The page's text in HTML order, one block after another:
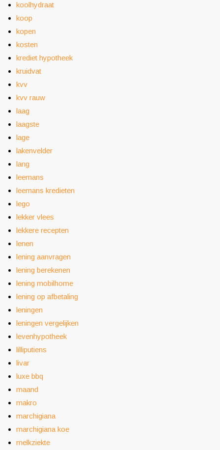
koolhydraat
koop
kopen
kosten
krediet hypotheek
kruidvat
kvv
kvv rauw
laag
laagste
lage
lakenvelder
lang
leemans
leemans kredieten
lego
lekker vlees
lekkere recepten
lenen
lening aanvragen
lening berekenen
lening mobilhome
lening op afbetaling
leningen
leningen vergelijken
levenhypotheek
lilliputiens
livar
luxe bbq
maand
makro
marchigiana
marchigiana koe
melkziekte